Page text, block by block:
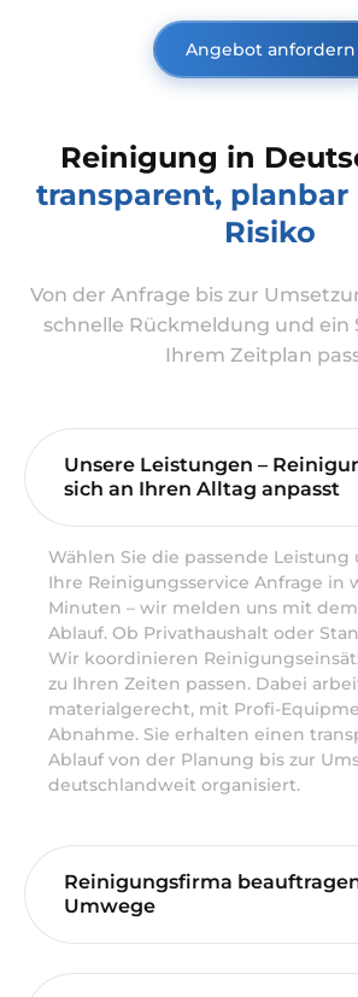
Angebot anfordern
Reinigung in
transparent,
Risiko
Von der Anfrage bis zur
schnelle Rückmeldung und ein
Ihrem Zeitplan
Unsere Leistungen –
sich an Ihren Alltag anpasst
Wählen Sie die passende Leistung
Ihre Reinigungsservice Anfrage in
Minuten – wir melden uns mit
Ablauf. Ob Privathaushalt oder
Wir koordinieren
zu Ihren Zeiten passen. Dabei
materialgerecht, mit Profi-
Abnahme. Sie erhalten einen
Ablauf von der Planung bis zur
deutschlandweit organisiert.
Reinigungsfirma
Umwege